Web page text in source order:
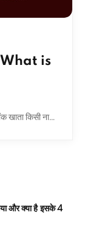
What is
खाता किसी ना…